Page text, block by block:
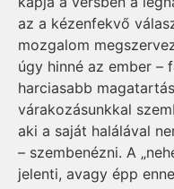
az a kézenfekvő
mozgalom
úgy hinné az ember –
harciasabb
várakozásunkkal
aki a saját halálával
– szembenézni. A
jelenti, avagy épp